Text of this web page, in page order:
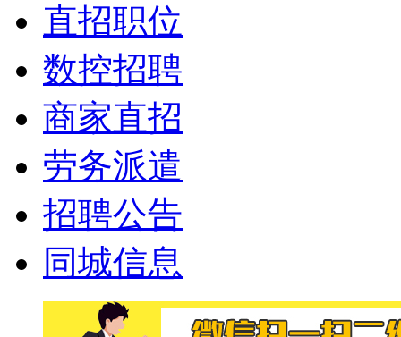
直招职位
数控招聘
商家直招
劳务派遣
招聘公告
同城信息